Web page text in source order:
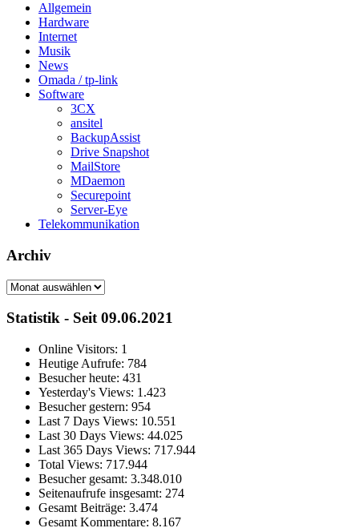
Allgemein
Hardware
Internet
Musik
News
Omada / tp-link
Software
3CX
ansitel
BackupAssist
Drive Snapshot
MailStore
MDaemon
Securepoint
Server-Eye
Telekommunikation
Archiv
Archiv
Statistik - Seit 09.06.2021
Online Visitors: 1
Heutige Aufrufe: 784
Besucher heute: 431
Yesterday's Views: 1.423
Besucher gestern: 954
Last 7 Days Views: 10.551
Last 30 Days Views: 44.025
Last 365 Days Views: 717.944
Total Views: 717.944
Besucher gesamt: 3.348.010
Seitenaufrufe insgesamt: 274
Gesamt Beiträge: 3.474
Gesamt Kommentare: 8.167